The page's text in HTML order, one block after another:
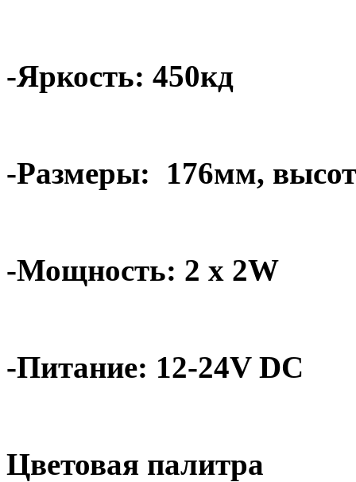
-Яркость: 450кд
-Размеры: 176мм,
-Мощность: 2 x 2W
-Питание: 12-24V DC
Цветовая палитра